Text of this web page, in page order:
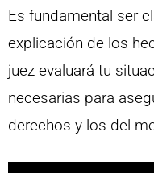
Es fundamental ser
explicación de los
juez evaluará tu
necesarias para
derechos y los del